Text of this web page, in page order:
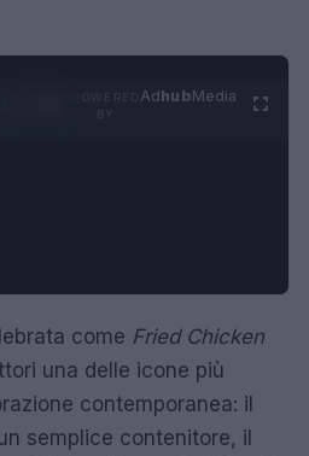
AdhubMedia
come Fried Chicken
una delle icone più
contemporanea: il
semplice contenitore, il